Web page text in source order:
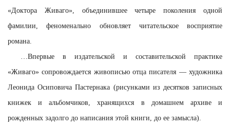
«Доктора Живаго», объединившее четыре поколения одной
фамилии, феноменально обновляет читательское восприятие
романа.
…Впервые в издательской и составительской практике
«Живаго» сопровождается живописью отца писателя — художника
Леонида Осиповича Пастернака (рисунками из десятков записных
книжек и альбомчиков, хранящихся в домашнем архиве и
рожденных задолго до написания этой книги, до ее замысла).